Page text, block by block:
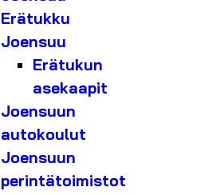
Erätukku
Joensuu
Erätukun
asekaapit
Joensuun
autokoulut
Joensuun
perintätoimistot